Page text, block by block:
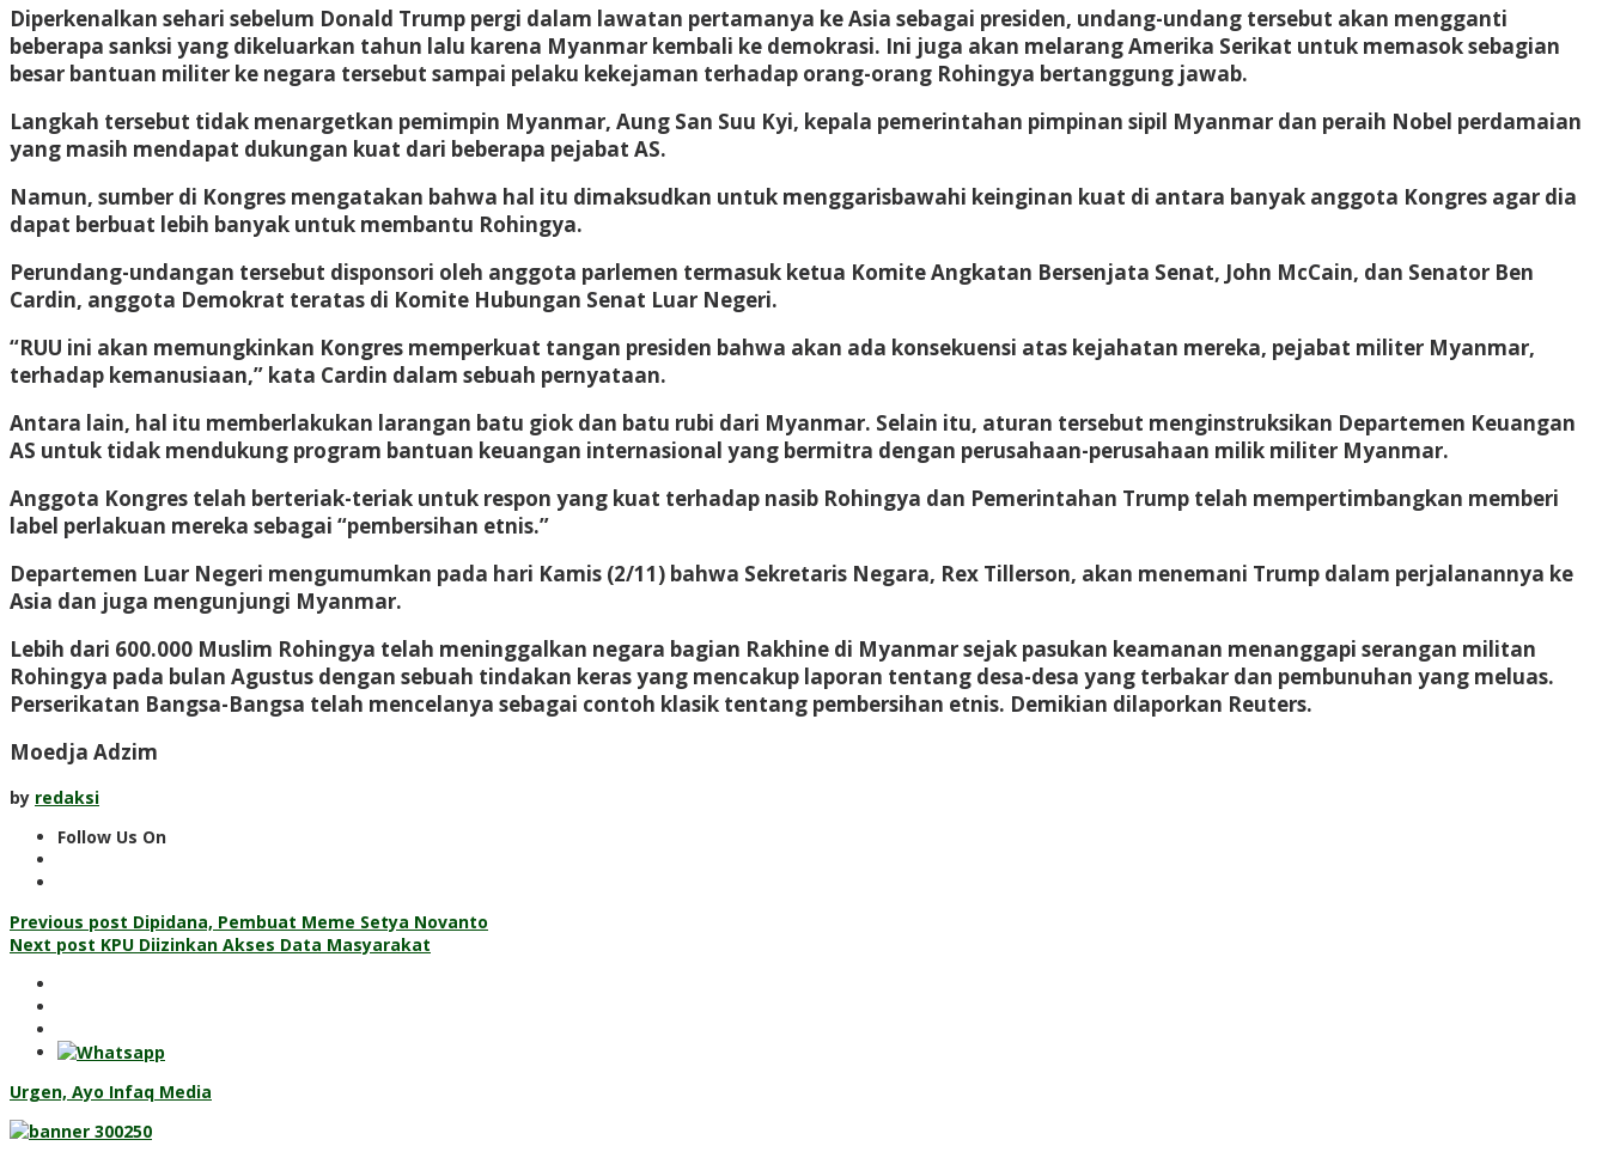
Diperkenalkan sehari sebelum Donald Trump pergi dalam lawatan pertamanya ke Asia sebagai presiden, undang-undang tersebut akan mengganti
beberapa sanksi yang dikeluarkan tahun lalu karena Myanmar kembali ke demokrasi. Ini juga akan melarang Amerika Serikat untuk memasok sebagian
besar bantuan militer ke negara tersebut sampai pelaku kekejaman terhadap orang-orang Rohingya bertanggung jawab.
Langkah tersebut tidak menargetkan pemimpin Myanmar, Aung San Suu Kyi, kepala pemerintahan pimpinan sipil Myanmar dan peraih Nobel perdamaian
yang masih mendapat dukungan kuat dari beberapa pejabat AS.
Namun, sumber di Kongres mengatakan bahwa hal itu dimaksudkan untuk menggarisbawahi keinginan kuat di antara banyak anggota Kongres agar dia
dapat berbuat lebih banyak untuk membantu Rohingya.
Perundang-undangan tersebut disponsori oleh anggota parlemen termasuk ketua Komite Angkatan Bersenjata Senat, John McCain, dan Senator Ben
Cardin, anggota Demokrat teratas di Komite Hubungan Senat Luar Negeri.
“RUU ini akan memungkinkan Kongres memperkuat tangan presiden bahwa akan ada konsekuensi atas kejahatan mereka, pejabat militer Myanmar,
terhadap kemanusiaan,” kata Cardin dalam sebuah pernyataan.
Antara lain, hal itu memberlakukan larangan batu giok dan batu rubi dari Myanmar. Selain itu, aturan tersebut menginstruksikan Departemen Keuangan
AS untuk tidak mendukung program bantuan keuangan internasional yang bermitra dengan perusahaan-perusahaan milik militer Myanmar.
Anggota Kongres telah berteriak-teriak untuk respon yang kuat terhadap nasib Rohingya dan Pemerintahan Trump telah mempertimbangkan memberi
label perlakuan mereka sebagai “pembersihan etnis.”
Departemen Luar Negeri mengumumkan pada hari Kamis (2/11) bahwa Sekretaris Negara, Rex Tillerson, akan menemani Trump dalam perjalanannya ke
Asia dan juga mengunjungi Myanmar.
Lebih dari 600.000 Muslim Rohingya telah meninggalkan negara bagian Rakhine di Myanmar sejak pasukan keamanan menanggapi serangan militan
Rohingya pada bulan Agustus dengan sebuah tindakan keras yang mencakup laporan tentang desa-desa yang terbakar dan pembunuhan yang meluas.
Perserikatan Bangsa-Bangsa telah mencelanya sebagai contoh klasik tentang pembersihan etnis. Demikian dilaporkan Reuters.
Moedja Adzim
by redaksi
Follow Us On
Post
navigation
Previous post Dipidana, Pembuat Meme Setya Novanto
Next post KPU Diizinkan Akses Data Masyarakat
Urgen, Ayo Infaq Media